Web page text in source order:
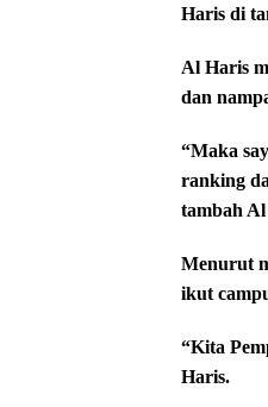
Haris di
Al Haris
dan
“Maka
ranking
tambah
Menurut
ikut
“Kita
Haris.